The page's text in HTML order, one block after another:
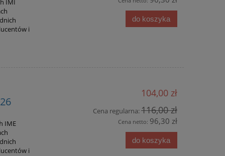
IMI
i
do koszyka
IME
i
104,00 zł
Cena regularna:116,00 zł
Cena netto: 96,30 zł
do koszyka